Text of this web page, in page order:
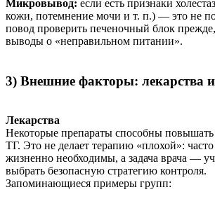
Микровывод: если есть признаки
кожи, потемнение мочи и т. п.) — это не
повод проверить печеночный блок
выводы о «неправильном питании».
3) Внешние факторы: лекарства
Лекарства
Некоторые препараты способны повышать
ТГ. Это не делает терапию «плохой»: часто
жизненно необходимы, а задача врача —
выбрать безопасную стратегию контроля.
Запоминающиеся примеры групп: